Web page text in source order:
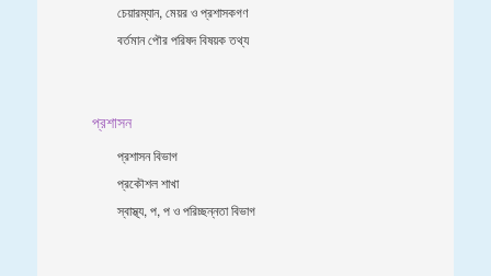
চেয়ারম্যান, মেয়র ও প্রশাসকগণ
বর্তমান পৌর পরিষদ বিষয়ক তথ্য
প্রশাসন
প্রশাসন বিভাগ
প্রকৌশল শাখা
স্বাস্থ্য, প, প ও পরিচ্ছন্নতা ‍বিভাগ